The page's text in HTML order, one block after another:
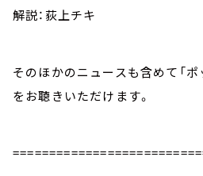
解説：荻上チキ
そのほかのニュースも含めて「
をお聴きいただけます。